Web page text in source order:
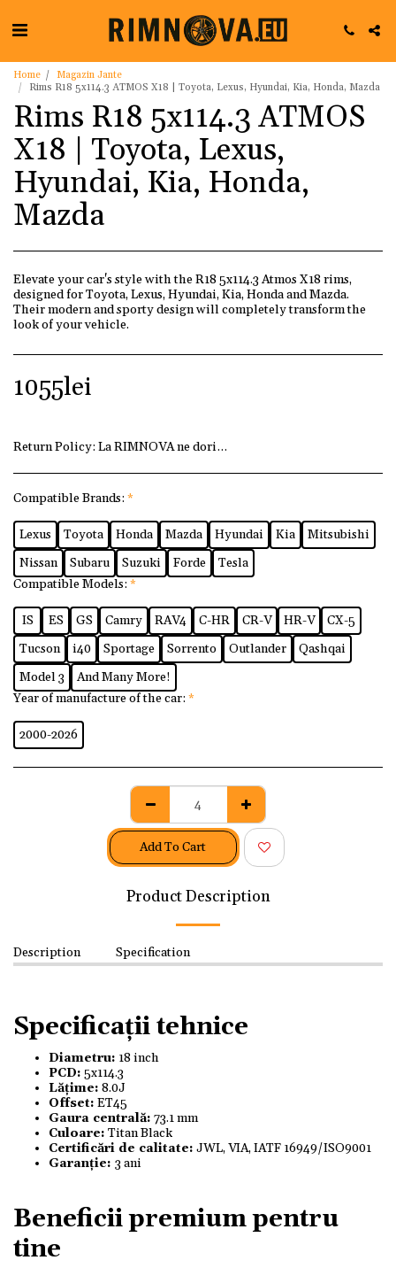
Home
Magazin Jante
Rims R18 5x114.3 ATMOS X18 | Toyota, Lexus, Hyundai, Kia, Honda, Mazda
Rims R18 5x114.3 ATMOS
X18 | Toyota, Lexus,
Hyundai, Kia, Honda,
Mazda
Elevate your car's style with the R18 5x114.3 Atmos X18 rims,
designed for Toyota, Lexus, Hyundai, Kia, Honda and Mazda.
Their modern and sporty design will completely transform the
look of your vehicle.
1055lei
Return Policy: La RIMNOVA ne dorim ca fiecare client
Compatible Brands: *
Lexus Toyota Honda Mazda Hyundai Kia
Mitsubishi
Nissan
Subaru Suzuki Forde
Tesla
Compatible Models: *
IS ES GS Camry RAV4 C-HR CR-V HR-V
CX-5
Tucson
i40 Sportage Sorrento Outlander
Qashqai
Model 3
And Many More!
Year of manufacture of the car: *
2000-2026
Add To Cart
Product Description
Description Specification
Specificații tehnice
Diametru: 18 inch
PCD: 5x114.3
Lățime: 8.0J
Offset: ET45
Gaura centrală: 73.1 mm
Culoare: Titan Black
Certificări de calitate: JWL, VIA, IATF 16949/ISO9001
Garanție: 3 ani
Beneficii premium pentru
tine